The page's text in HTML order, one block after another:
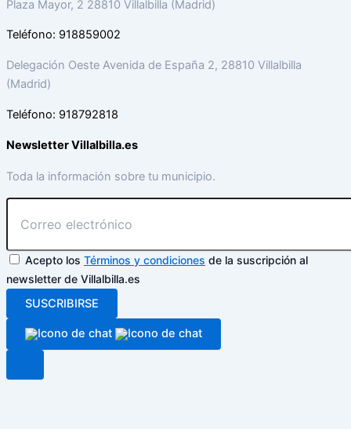
Plaza Mayor, 2 28810 Villalbilla (Madrid)
Teléfono: 918859002
Delegación Oeste Avenida de España 2, 28810 Villalbilla
(Madrid)
Teléfono: 918792818
Newsletter Villalbilla.es
Toda la información sobre tu municipio.
Acepto los Términos y condiciones de la suscripción al
newsletter de Villalbilla.es
SUSCRIBIRSE